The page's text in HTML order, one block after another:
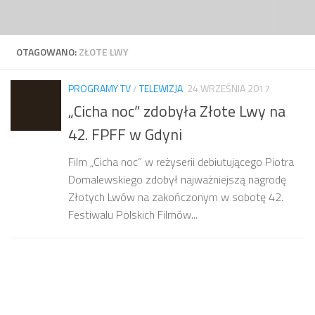
OTAGOWANO:ZŁOTE LWY
PROGRAMY TV/TELEWIZJA 24 WRZEŚNIA 2017
„Cicha noc” zdobyła Złote Lwy na
42. FPFF w Gdyni
Film „Cicha noc” w reżyserii debiutującego Piotra
Domalewskiego zdobył najważniejszą nagrodę
Złotych Lwów na zakończonym w sobotę 42.
Festiwalu Polskich Filmów...